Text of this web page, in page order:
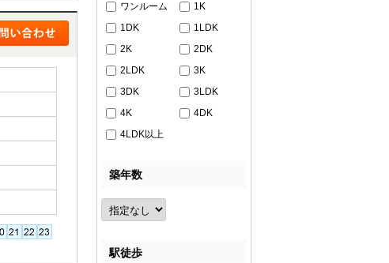
ワンルーム
1K
1DK
1LDK
2K
2DK
2LDK
3K
3DK
3LDK
4K
4DK
4LDK以上
築年数
駅徒歩